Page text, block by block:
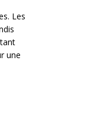
Les
une